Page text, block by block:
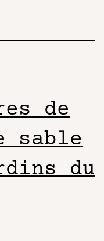
de
sable
du